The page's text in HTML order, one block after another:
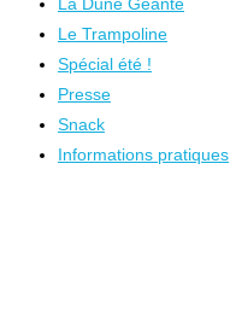
Le Trampoline
Spécial été !
Presse
Snack
Informations pratiques